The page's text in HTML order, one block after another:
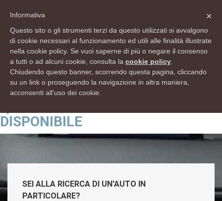
Lun - Ven 9:00 12:30 - 15:00 19:30 Sab 9:00 12:30 - 15:00 18:30
Domenica Chiuso
041 0990040
DISPONIBILE
SEI ALLA RICERCA DI UN'AUTO IN
PARTICOLARE?
×
Informativa
Questo sito o gli strumenti terzi da questo utilizzati si avvalgono
di cookie necessari al funzionamento ed utili alle finalità illustrate
nella cookie policy. Se vuoi saperne di più o negare il consenso
a tutti o ad alcuni cookie, consulta la cookie policy
Chiudendo questo banner, scorrendo questa pagina, cliccando
su un link o proseguendo la navigazione in altra maniera,
acconsenti all’uso dei cookie.